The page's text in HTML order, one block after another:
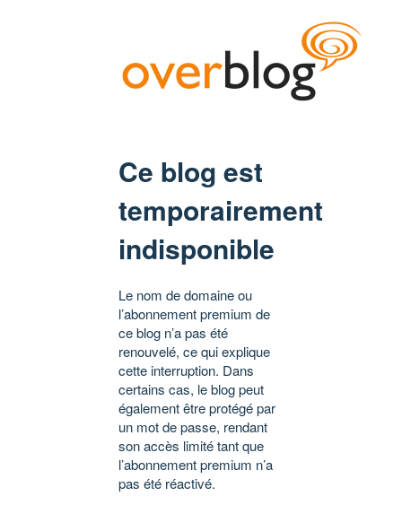
Ce blog est
temporairement
indisponible
Le nom de domaine ou
l’abonnement premium de
ce blog n’a pas été
renouvelé, ce qui explique
cette interruption. Dans
certains cas, le blog peut
également être protégé par
un mot de passe, rendant
son accès limité tant que
l’abonnement premium n’a
pas été réactivé.